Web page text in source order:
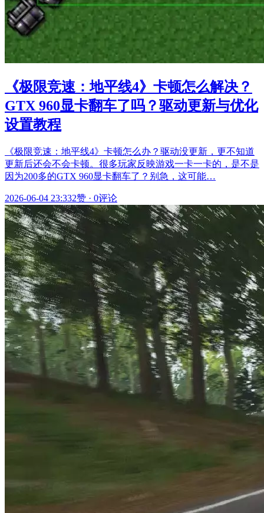
《极限竞速：地平线4》卡顿怎么解决？
GTX 960显卡翻车了吗？驱动更新与优化
设置教程
《极限竞速：地平线4》卡顿怎么办？驱动没更新，更不知道
更新后还会不会卡顿。很多玩家反映游戏一卡一卡的，是不是
因为200多的GTX 960显卡翻车了？别急，这可能…
2026-06-04 23:332赞 · 0评论